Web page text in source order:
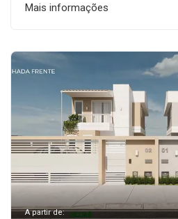
Mais informações
A partir de: